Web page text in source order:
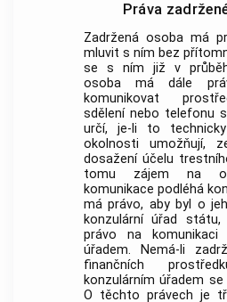
Práva
Zadržená osoba má
mluvit s ním bez
se s ním již v
osoba má dále
komunikovat
sdělení nebo telefonu
určí, je-li to
okolnosti umožňují,
dosažení účelu
tomu zájem na
komunikace podléhá
má právo, aby byl o
konzulární úřad
právo na
úřadem. Nemá-li
finančních
konzulárním úřadem
O těchto právech je